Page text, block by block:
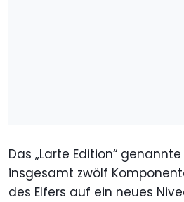
Das „Larte Edition“
insgesamt zwölf
des Elfers auf ein neues